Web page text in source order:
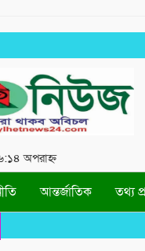
অপরাহ্ন
আন্তর্জাতিক তথ্য